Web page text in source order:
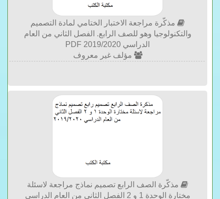
مذكّرة مراجعة الاختبار الختامي لمادة التصميم
والتكنولوجيا وهو للصف الرابع. الفصل الثاني من العام
الدراسي 2019/2020 PDF
مؤلف غير معروف
مذكّرة الصف الرابع تصميم نماذج مراجعة لاسئلة
مختارة الوحدة 1 و 2 الفصل الثاني من العام الدراسي